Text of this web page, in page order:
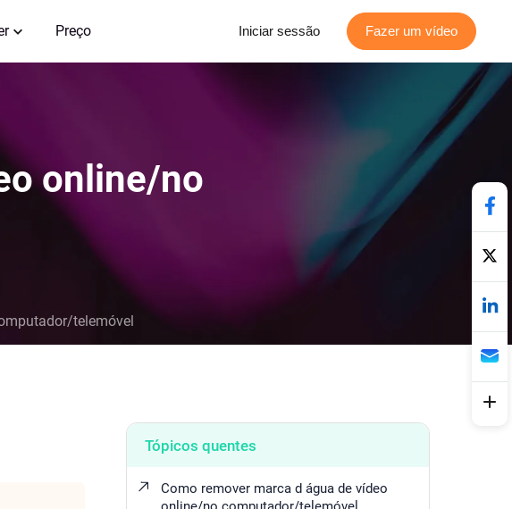
Preço Iniciar sessão Fazer um vídeo
online/no
telemóvel
Tópicos quentes
Como remover marca d água de vídeo